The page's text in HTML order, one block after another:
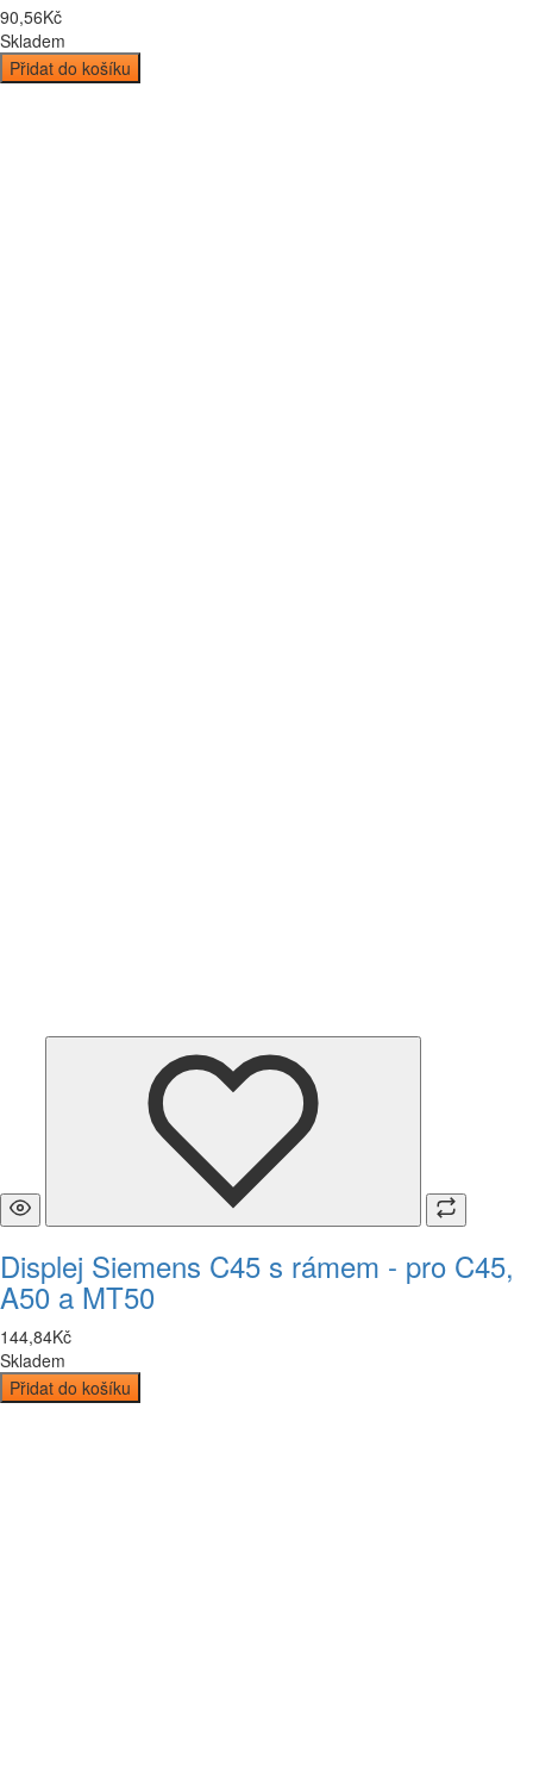
90,56Kč
Skladem
Přidat do košíku
Displej Siemens C45 s rámem - pro C45,
A50 a MT50
144,84Kč
Skladem
Přidat do košíku